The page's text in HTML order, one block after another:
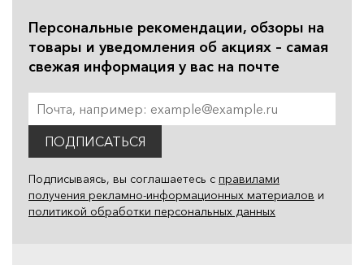
Персональные рекомендации, обзоры на
товары и уведомления об акциях – самая
свежая информация у вас на почте
ПОДПИСАТЬСЯ
Подписываясь, вы соглашаетесь с правилами
получения рекламно-информационных материалов и
политикой обработки персональных данных